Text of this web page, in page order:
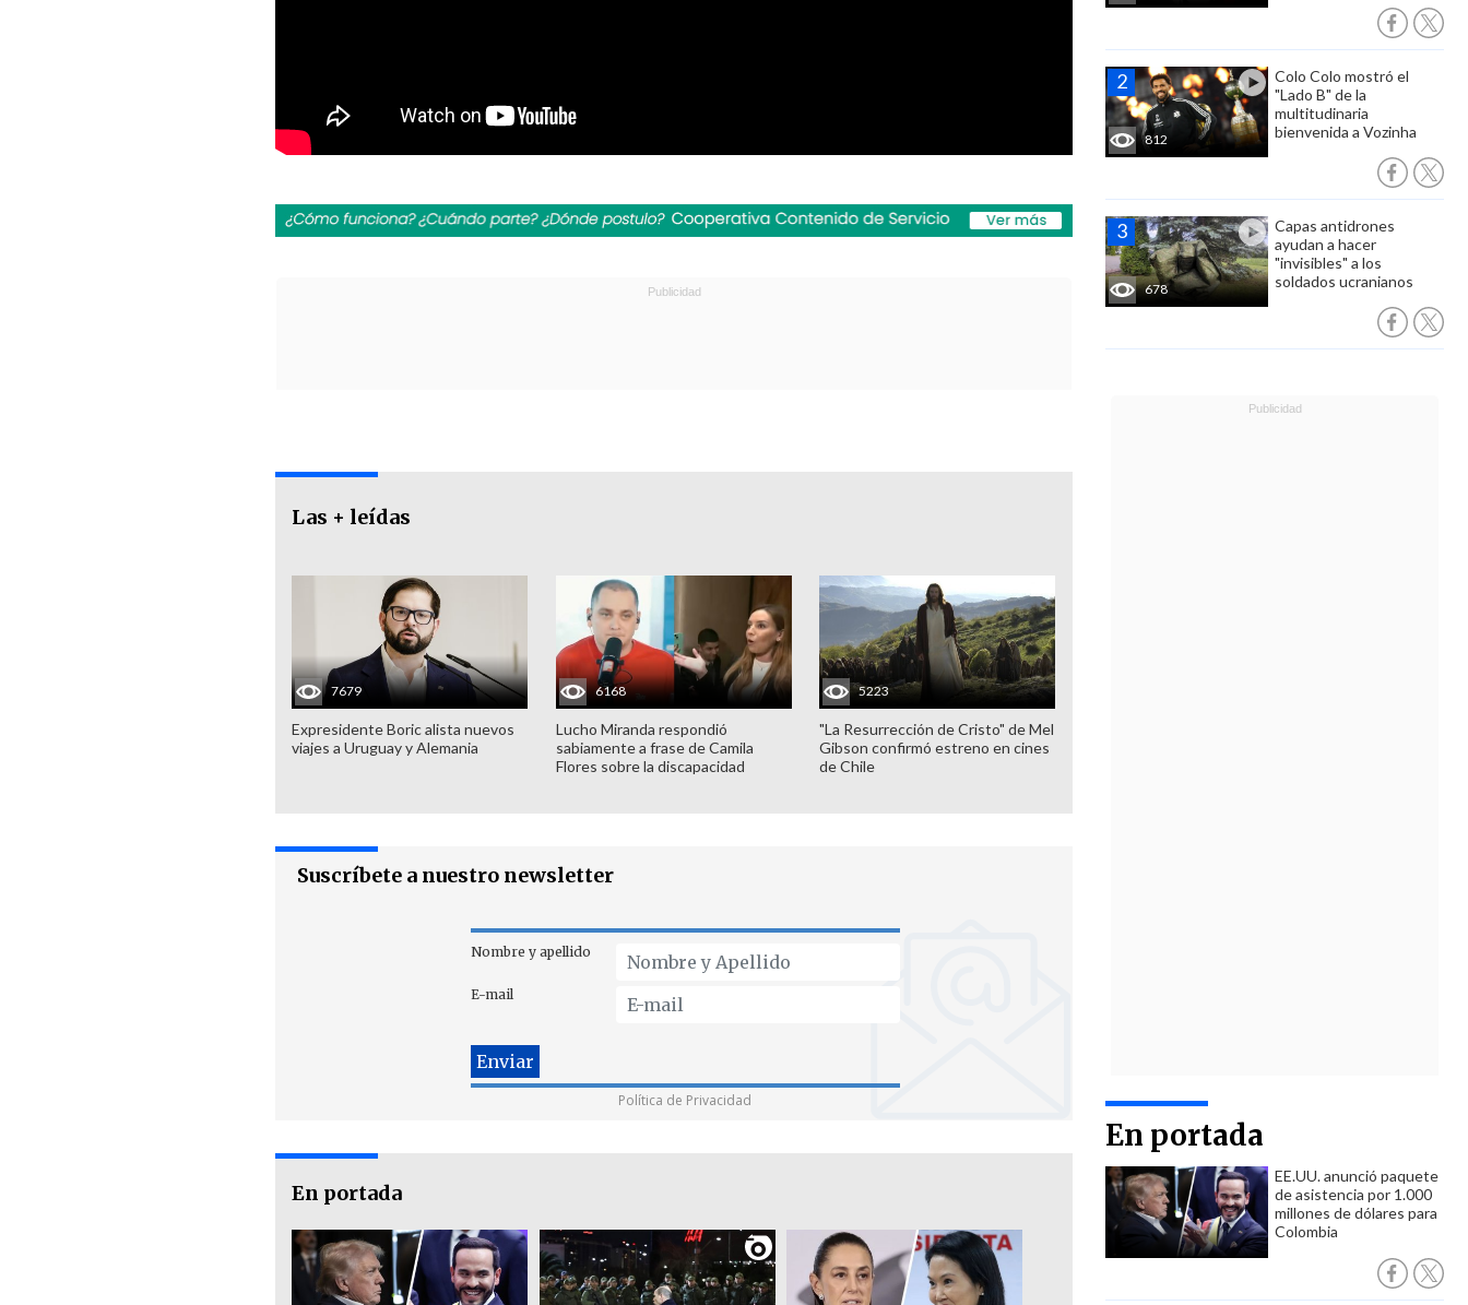
812
Colo Colo mostró el
"Lado B" de la
multitudinaria
bienvenida a Vozinha
678
Capas antidrones
ayudan a hacer
"invisibles" a los
soldados ucranianos
En portada
EE.UU. anunció paquete
de asistencia por 1.000
millones de dólares para
Colombia
Las + leídas
7679
Expresidente Boric alista nuevos
viajes a Uruguay y Alemania
6168
Lucho Miranda respondió
sabiamente a frase de Camila
Flores sobre la discapacidad
5223
"La Resurrección de Cristo" de Mel
Gibson confirmó estreno en cines
de Chile
Suscríbete a nuestro newsletter
Nombre y apellido
E-mail
Política de Privacidad
En portada